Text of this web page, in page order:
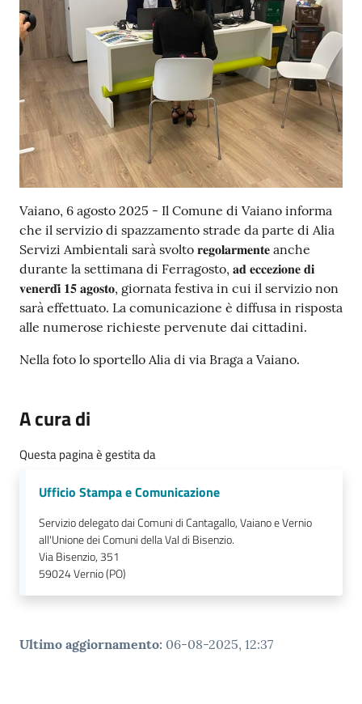
Contenuto
Vaiano, 6 agosto 2025 - Il Comune di Vaiano informa
che il servizio di spazzamento strade da parte di Alia
Servizi Ambientali sarà svolto 𝐫𝐞𝐠𝐨𝐥𝐚𝐫𝐦𝐞𝐧𝐭𝐞 anche
durante la settimana di Ferragosto, 𝐚𝐝 𝐞𝐜𝐜𝐞𝐳𝐢𝐨𝐧𝐞 𝐝𝐢
𝐯𝐞𝐧𝐞𝐫𝐝𝐢̀ 𝟏𝟓 𝐚𝐠𝐨𝐬𝐭𝐨, giornata festiva in cui il servizio non
sarà effettuato. La comunicazione è diffusa in risposta
alle numerose richieste pervenute dai cittadini.
Nella foto lo sportello Alia di via Braga a Vaiano.
A cura di
Questa pagina è gestita da
Ufficio Stampa e Comunicazione
Servizio delegato dai Comuni di Cantagallo, Vaiano e Vernio
all'Unione dei Comuni della Val di Bisenzio.
Via Bisenzio, 351
59024Vernio (PO)
Ultimo aggiornamento: 06-08-2025, 12:37